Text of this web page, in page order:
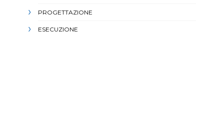
PROGETTAZIONE
ESECUZIONE